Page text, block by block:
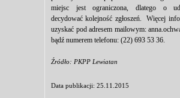
miejsc jest ograniczona, dlatego o
decydować kolejność zgłoszeń. Więcej
uzyskać pod adresem mailowym:
bądź numerem telefonu: (22) 693 53 36.
Źródło: PKPP Lewiatan
Data publikacji: 25.11.2015